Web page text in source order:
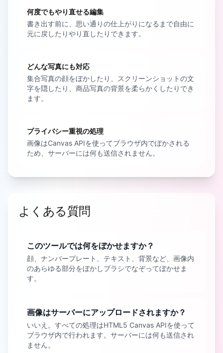
何度でもやり直せる編集
書き出す前に、思い通りの仕上がりになるまで自由に
元に戻したりやり直したりできます。
どんな写真にも対応
集合写真の顔をぼかしたり、スクリーンショットの文
字を隠したり、商品写真の背景を柔らかくしたりでき
ます。
プライバシー重視の処理
画像はCanvas APIを使ってブラウザ内でぼかされる
ため、サーバーには何も送信されません。
よくある質問
このツールでは何をぼかせますか？
顔、ナンバープレート、テキスト、背景など、画像内
のあらゆる部分をぼかしブラシでなぞってぼかせま
す。
画像はサーバーにアップロードされますか？
いいえ。すべての処理はHTML5 Canvas APIを使って
ブラウザ内で行われます。サーバーには何も送信され
ません。